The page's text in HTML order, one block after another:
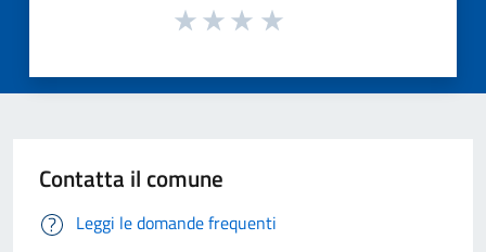
Contatta il comune
Leggi le domande frequenti